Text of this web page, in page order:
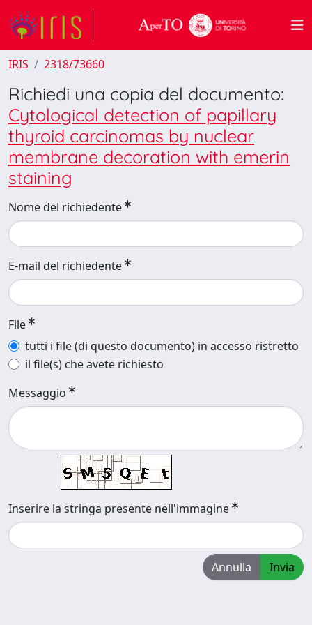
IRIS 2318/73660
Richiedi una copia del documento:
Cytological detection of papillary
thyroid carcinomas by nuclear
membrane decoration with emerin
staining
Nome del richiedente
E-mail del richiedente
File
tutti i file (di questo documento) in accesso ristretto
il file(s) che avete richiesto
Messaggio
Inserire la stringa presente nell'immagine
Annulla Invia